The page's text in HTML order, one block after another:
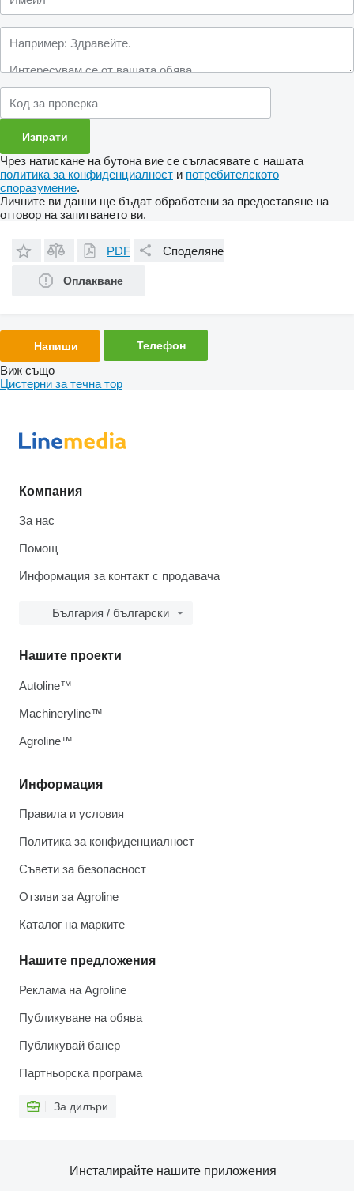
Чрез натискане на бутона вие се съгласявате с нашата
политика за конфиденциалност и потребителското
споразумение.
Личните ви данни ще бъдат обработени за предоставяне на
отговор на запитването ви.
PDF Споделяне
Оплакване
Напиши Телефон
Виж също
Цистерни за течна тор
Компания
За нас
Помощ
Информация за контакт с продавача
България / български
Информация
Правила и условия
Политика за конфиденциалност
Съвети за безопасност
Отзиви за Agroline
Каталог на марките
Нашите предложения
Реклама на Agroline
Публикуване на обява
Публикувай банер
Партньорска програма
За дилъри
Нашите проекти
Autoline™
Machineryline™
Agroline™
Инсталирайте нашите приложения